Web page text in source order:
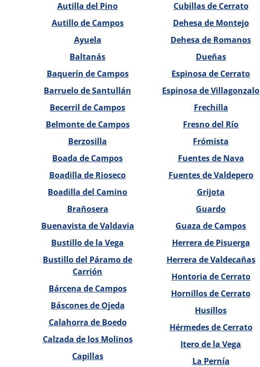
Autilla del Pino
Autillo de Campos
Ayuela
Baltanás
Baquerín de Campos
Barruelo de Santullán
Becerril de Campos
Belmonte de Campos
Berzosilla
Boada de Campos
Boadilla de Rioseco
Boadilla del Camino
Brañosera
Buenavista de Valdavia
Bustillo de la Vega
Bustillo del Páramo de
Carrión
Bárcena de Campos
Báscones de Ojeda
Calahorra de Boedo
Calzada de los Molinos
Capillas
Cubillas de Cerrato
Dehesa de Montejo
Dehesa de Romanos
Dueñas
Espinosa de Cerrato
Espinosa de Villagonzalo
Frechilla
Fresno del Río
Frómista
Fuentes de Nava
Fuentes de Valdepero
Grijota
Guardo
Guaza de Campos
Herrera de Pisuerga
Herrera de Valdecañas
Hontoria de Cerrato
Hornillos de Cerrato
Husillos
Hérmedes de Cerrato
Itero de la Vega
La Pernía